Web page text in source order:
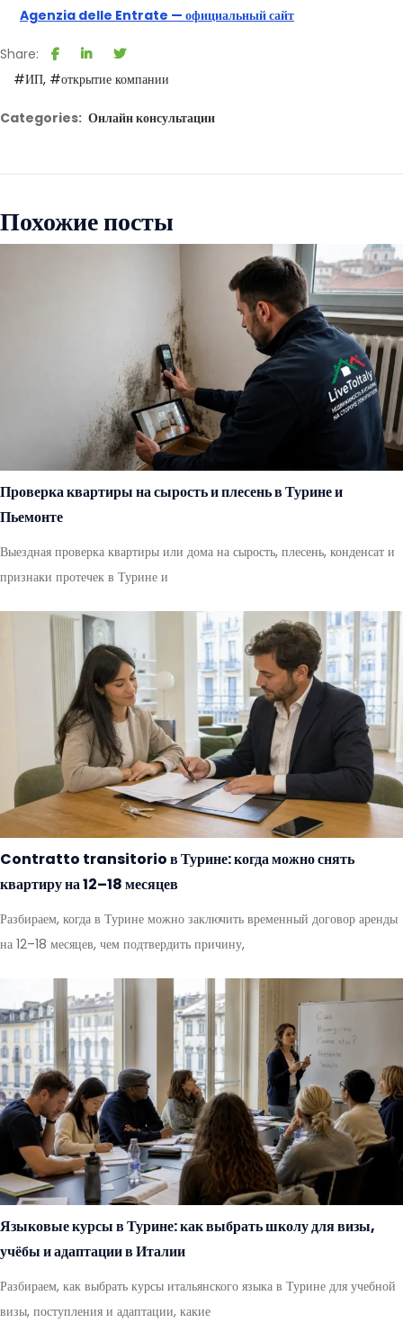
Agenzia delle Entrate — официальный сайт
Share:
#ИП #открытие компании
Categories: Онлайн консультации
Похожие посты
Проверка квартиры на сырость и плесень в Турине и
Пьемонте
Выездная проверка квартиры или дома на сырость, плесень, конденсат и
признаки протечек в Турине и
Contratto transitorio в Турине: когда можно снять
квартиру на 12–18 месяцев
Разбираем, когда в Турине можно заключить временный договор аренды
на 12–18 месяцев, чем подтвердить причину,
Языковые курсы в Турине: как выбрать школу для визы,
учёбы и адаптации в Италии
Разбираем, как выбрать курсы итальянского языка в Турине для учебной
визы, поступления и адаптации, какие